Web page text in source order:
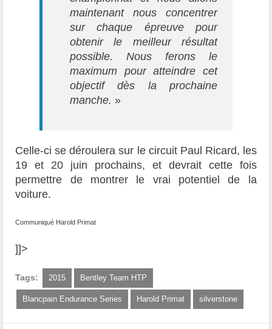
maintenant nous concentrer
sur chaque épreuve pour
obtenir le meilleur résultat
possible. Nous ferons le
maximum pour atteindre cet
objectif dès la prochaine
manche. »
Celle-ci se déroulera sur le circuit Paul Ricard, les
19 et 20 juin prochains, et devrait cette fois
permettre de montrer le vrai potentiel de la
voiture.
Communiqué Harold Primat
]]>
Tags: 2015 Bentley Team HTP
Blancpain Endurance Series Harold Primat silverstone